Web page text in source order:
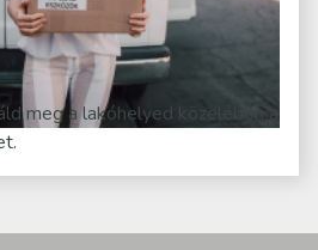
meg a lakóhelyed közelében a